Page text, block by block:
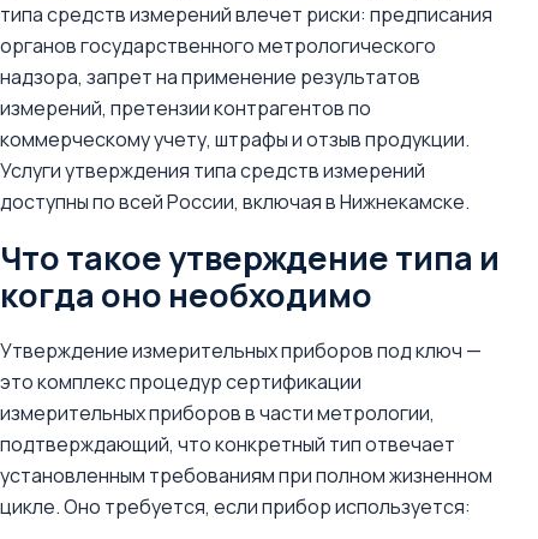
типа средств измерений влечет риски: предписания
органов государственного метрологического
надзора, запрет на применение результатов
измерений, претензии контрагентов по
коммерческому учету, штрафы и отзыв продукции.
Услуги утверждения типа средств измерений
доступны по всей России, включая в Нижнекамске.
Что такое утверждение типа и
когда оно необходимо
Утверждение измерительных приборов под ключ —
это комплекс процедур сертификации
измерительных приборов в части метрологии,
подтверждающий, что конкретный тип отвечает
установленным требованиям при полном жизненном
цикле. Оно требуется, если прибор используется: